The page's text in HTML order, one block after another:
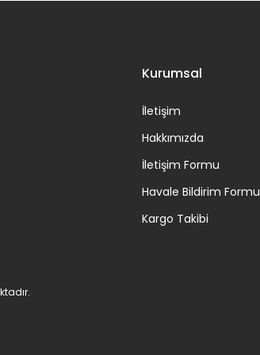
Kurumsal
İletişim
Hakkımızda
İletişim Formu
Havale Bildirim Formu
Kargo Takibi